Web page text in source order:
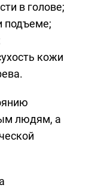
в голове;
подъеме;
кожи
людям, а